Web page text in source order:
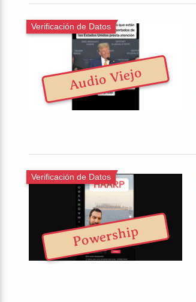
Verificación de Datos
Audio Viejo
Verificación de Datos
Powership